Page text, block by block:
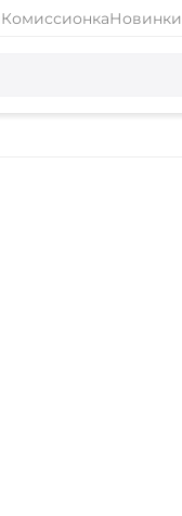
КомиссионкаНовинки